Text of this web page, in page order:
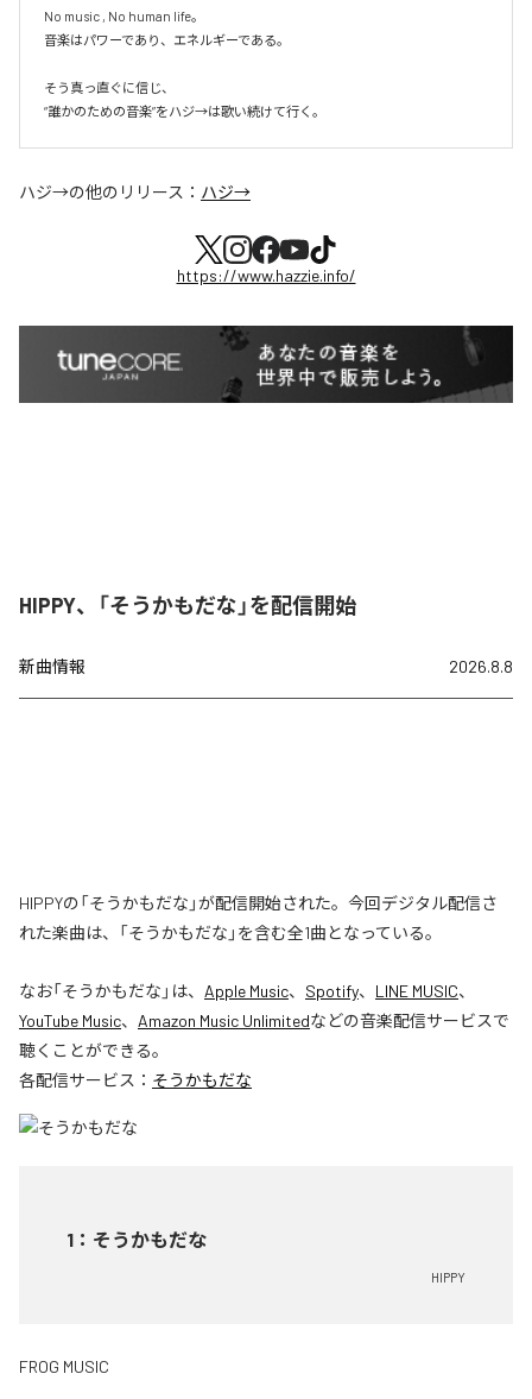
No music , No human life。
音楽はパワーであり、エネルギーである。
そう真っ直ぐに信じ、
ハジ→の他のリリース： ハジ→
https://www.hazzie.info/
HIPPY、「そうかもだな」を配信開始
新曲情報 2026.8.8
HIPPYの「そうかもだな」が配信開始された。今回デジタル配信さ
れた楽曲は、「そうかもだな」を含む全1曲となっている。
なお「そうかもだな 」は、 Apple Music、 Spotify、 LINE MUSIC、
YouTube Music、 Amazon Music Unlimitedなどの音楽配信サービスで
聴くことができる。
各配信サービス： そうかもだな
1 ： そうかもだな
HIPPY
FROG MUSIC